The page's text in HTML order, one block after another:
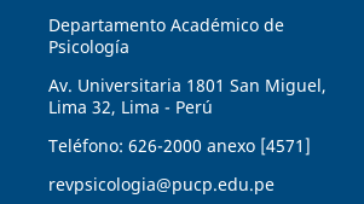
Departamento Académico de
Psicología
Av. Universitaria 1801 San Miguel,
Lima 32, Lima - Perú
Teléfono: 626-2000 anexo [4571]
revpsicologia@pucp.edu.pe